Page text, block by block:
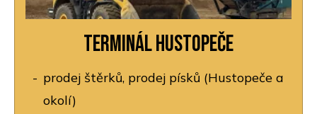
Terminál Hustopeče
prodej štěrků, prodej písků (Hustopeče a
okolí)